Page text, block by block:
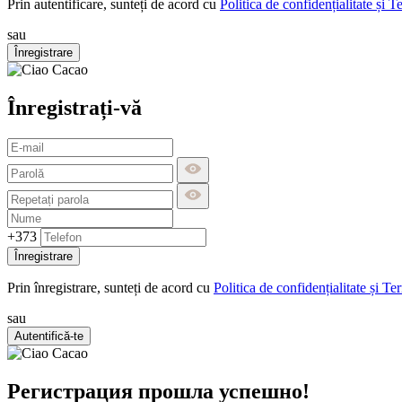
Prin autentificare, sunteți de acord cu Politica de confidențialitate și
sau
Înregistrare
Înregistrați-vă
+373
Înregistrare
Prin înregistrare, sunteți de acord cu Politica de confidențialitate și
sau
Autentifică-te
Регистрация прошла успешно!